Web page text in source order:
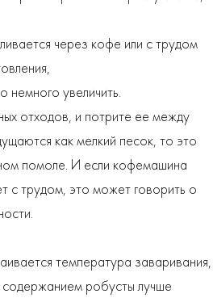
через кофе или с трудом
немного увеличить.
отходов, и потрите ее между
как мелкий песок, то это
помоле. И если кофемашина
с трудом, это может говорить о
температура заваривания,
содержанием робусты лучше